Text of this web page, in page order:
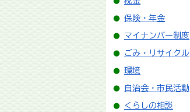
保険・年金
マイナンバー制度
ごみ・リサイクル
環境
自治会・市民活動
くらしの相談